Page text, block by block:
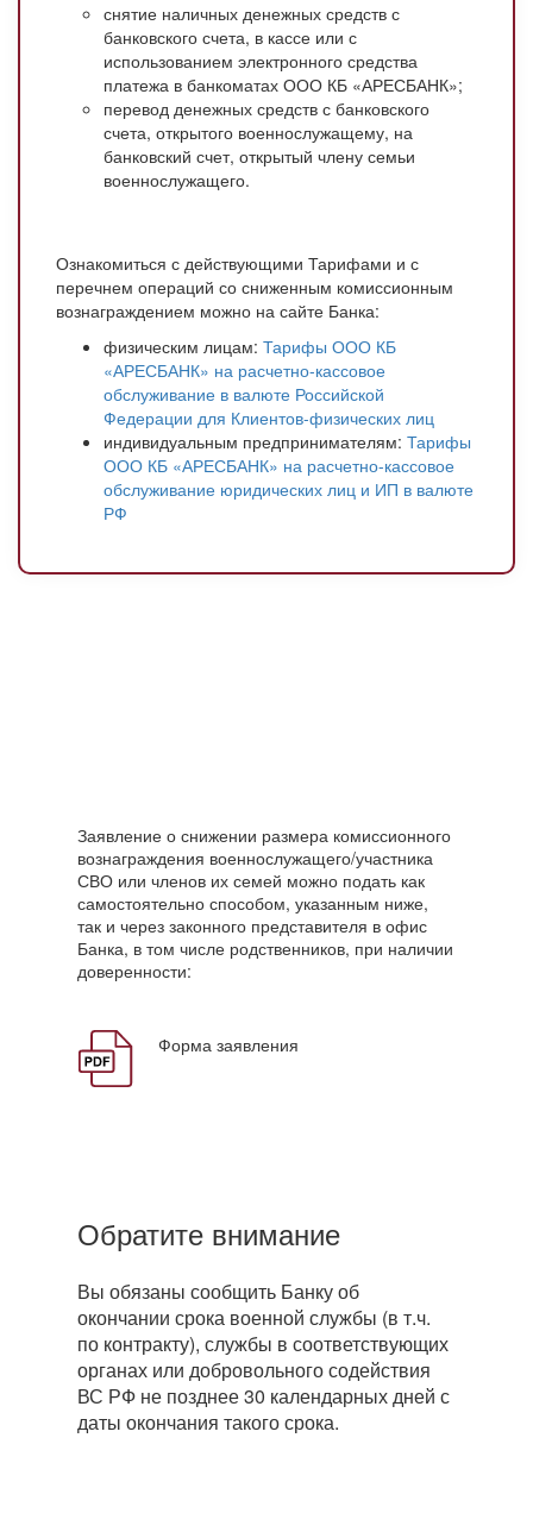
снятие наличных денежных средств с
банковского счета, в кассе или с
использованием электронного средства
платежа в банкоматах ООО КБ «АРЕСБАНК»;
перевод денежных средств с банковского
счета, открытого военнослужащему, на
банковский счет, открытый члену семьи
военнослужащего.
Ознакомиться с действующими Тарифами и с
перечнем операций со сниженным комиссионным
вознаграждением можно на сайте Банка:
физическим лицам: Тарифы ООО КБ
«АРЕСБАНК» на расчетно-кассовое
обслуживание в валюте Российской
Федерации для Клиентов-физических лиц
индивидуальным предпринимателям: Тарифы
ООО КБ «АРЕСБАНК» на расчетно-кассовое
обслуживание юридических лиц и ИП в валюте
РФ
Заявление о снижении размера комиссионного
вознаграждения военнослужащего/участника
СВО или членов их семей можно подать как
самостоятельно способом, указанным ниже,
так и через законного представителя в офис
Банка, в том числе родственников, при наличии
доверенности:
Форма заявления
Обратите внимание
Вы обязаны сообщить Банку об
окончании срока военной службы (в т.ч.
по контракту), службы в соответствующих
органах или добровольного содействия
ВС РФ не позднее 30 календарных дней с
даты окончания такого срока.